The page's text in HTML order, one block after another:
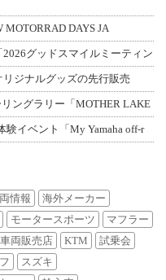
MOTORRAD DAYS JA
グッドスマイルミーティン
リジナルグッズの先行販売
ングラリー「MOTHER LAKE
験イベント「My Yamaha off-r
情報
海外メーカー
モータースポーツ
マフラー
車両販売店 KTM
試乗会
スズキ